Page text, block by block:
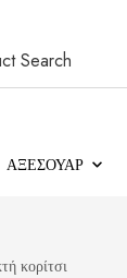
ΑΞΕΣΟΥΑΡ
κορίτσι